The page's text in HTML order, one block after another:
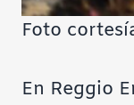
Foto
En Reggio